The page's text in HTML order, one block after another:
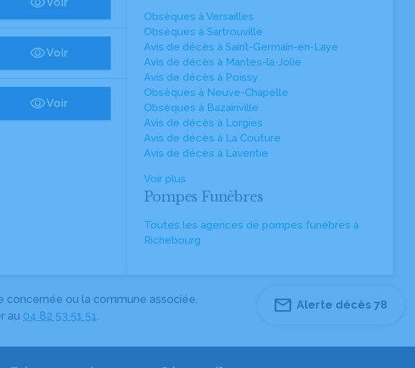
Voir
Voir
Obsèques à Versailles
Obsèques à Sartrouville
Avis de décès à Saint-Germain-en-Laye
Avis de décès à Mantes-la-Jolie
Avis de décès à Poissy
Obsèques à Neuve-Chapelle
Obsèques à Bazainville
Avis de décès à Lorgies
Avis de décès à La Couture
Avis de décès à Laventie
Voir plus
Pompes Funèbres
Toutes les agences de pompes funèbres à
Richebourg
concernée ou la commune associée.
au 04 82 53 51 51.
Alerte décès 78